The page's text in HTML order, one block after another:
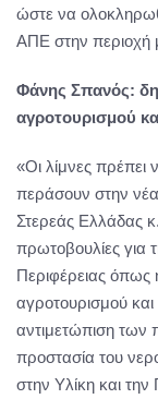
ώστε να
ΑΠΕ στην περιοχή
Φάνης Σπανός:
αγροτουρισμού
«Οι λίμνες
περάσουν στην
Στερεάς Ελλάδας
πρωτοβουλίες για
Περιφέρειας όπως
αγροτουρισμού
αντιμετώπιση
προστασία του
στην Υλίκη και